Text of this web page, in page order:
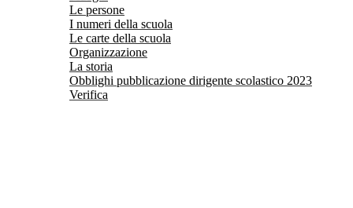
Le persone
I numeri della scuola
Le carte della scuola
Organizzazione
La storia
Obblighi pubblicazione dirigente scolastico 2023
Verifica